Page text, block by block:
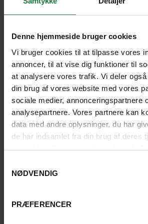
Denne hjemmeside bruger cookies
Vi bruger cookies til at tilpasse vores
annoncer, til at vise dig funktioner til
at analysere vores trafik. Vi deler
din brug af vores website med vores
sociale medier, annonceringspartnere
analysepartnere. Vores partnere kan
data med andre oplysninger, du har
de har indsamlet fra din brug af deres
NØDVENDIG
PRÆFERENCER
påkrævet. Stjernegaard anbefaler, at
vejledning hos en af landets
eller hos egen læge, inden du tager
god idé at undersøge forholdene på
den måde kan du tage alle de
forholdsregler som f.eks. brug af
malariaforebyggelse, myggespray,
Herunder finder du en række forslag
din kommende rejse.